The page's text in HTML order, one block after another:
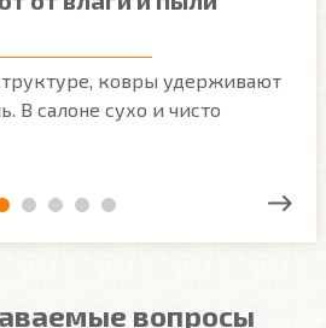
ковры удерживают
В салоне сухо и чисто
вопросы